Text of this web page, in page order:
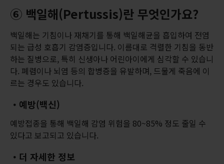
⑥ 백일해(Pertussis)란 무엇인가요?
백일해는 기침이나 재채기를 통해 백일해균을 흡입하여 전염
되는 급성 호흡기 감염증입니다. 이름대로 격렬한 기침을 동반
하는 질병으로, 특히 신생아나 어린아이에게 심각할 수 있습니
다. 폐렴이나 뇌염 등의 합병증을 유발하며, 드물게 죽음에 이
르는 경우도 있습니다.
・예방(백신)
예방접종을 통해 백일해 감염 위험을 80~85% 정도 줄일 수
있다고 보고되고 있습니다.
・더 자세한 정보